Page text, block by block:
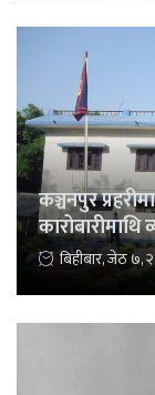
कञ्चनपुर
कारोबारीमाथि
बिहीबार, जेठ ७,